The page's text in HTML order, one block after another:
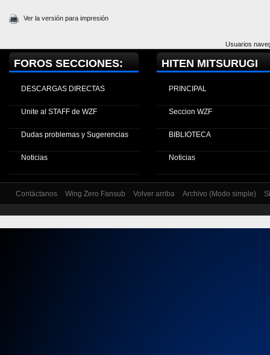
Ver la versión para impresión
Usuarios
FOROS SECCIONES:
DESCARGAS DIRECTAS
Unite al STAFF de WZF
Dudas problemas y Sugerencias
Noticias
HITEN MITSURUGI
PRINCIPAL
Seccion WZF
BIBLIOTECA
Noticias
Contáctanos Wing Zero Fansub Volver arriba Archivo (Modo simple)